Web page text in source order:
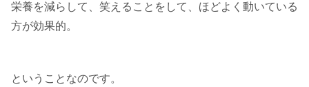
栄養を減らして、笑えることをして、ほどよく動いている
方が効果的。
ということなのです。